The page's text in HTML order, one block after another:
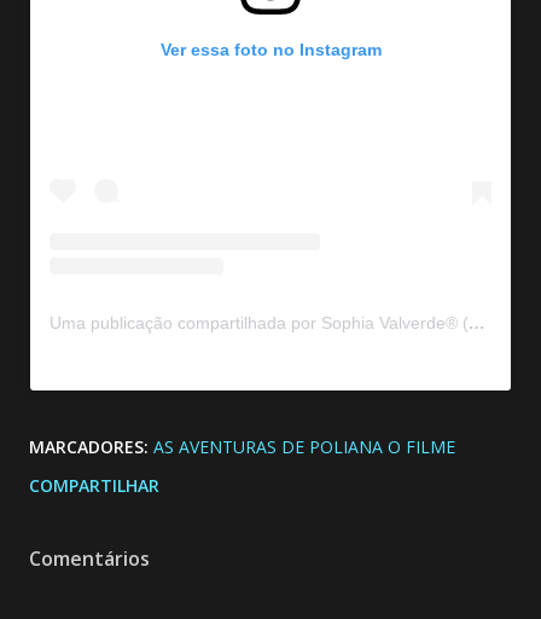
Ver essa foto no Instagram
Uma publicação compartilhada por Sophia Valverde® (@sophiavalverde)
MARCADORES: AS AVENTURAS DE POLIANA O FILME
COMPARTILHAR
Comentários